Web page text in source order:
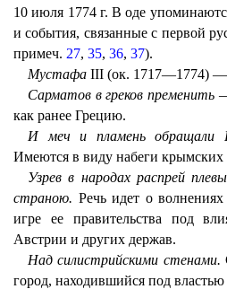
10 июля 1774 г. В оде
и события, связанные с первой
примеч. 27, 35, 36, 37).
Мустафа III (ок. 1717—1774) —
Сарматов в греков пременить
как ранее Грецию.
И меч и пламень обращали
Имеются в виду набеги крымских
Узрев в народах распрей
страною. Речь идет о
игре ее правительства под
Австрии и других держав.
Над силистрийскими стенами.
город, находившийся под